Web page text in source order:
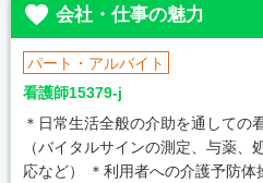
 会社・仕事の魅力
パート・アルバイト
看護師15379-j
＊日常生活全般の介助を通しての
（バイタルサインの測定、与薬、
応など） ＊利用者への介護予防体